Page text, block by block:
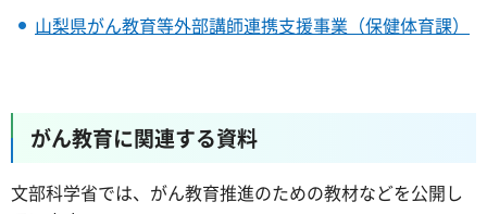
山梨県がん教育等外部講師連携支援事業（保健体育課）
がん教育に関連する資料
文部科学省では、がん教育推進のための教材などを公開し